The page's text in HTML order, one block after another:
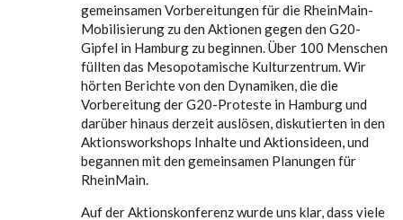
gemeinsamen Vorbereitungen für die RheinMain-
Mobilisierung zu den Aktionen gegen den G20-
Gipfel in Hamburg zu beginnen. Über 100 Menschen
füllten das Mesopotamische Kulturzentrum. Wir
hörten Berichte von den Dynamiken, die die
Vorbereitung der G20-Proteste in Hamburg und
darüber hinaus derzeit auslösen, diskutierten in den
Aktionsworkshops Inhalte und Aktionsideen, und
begannen mit den gemeinsamen Planungen für
RheinMain.
Auf der Aktionskonferenz wurde uns klar, dass viele